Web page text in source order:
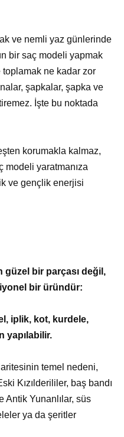
ve nemli yaz günlerinde
bir saç modeli yapmak
toplamak ne kadar zor
şapkalar, şapka ve
İşte bu noktada
korumakla kalmaz,
modeli yaratmanıza
ve gençlik enerjisi
güzel bir parçası değil,
bir üründür:
iplik, kot, kurdele,
yapılabilir.
temel nedeni,
Kızılderililer, baş bandı
Antik Yunanlılar, süs
ya da şeritler